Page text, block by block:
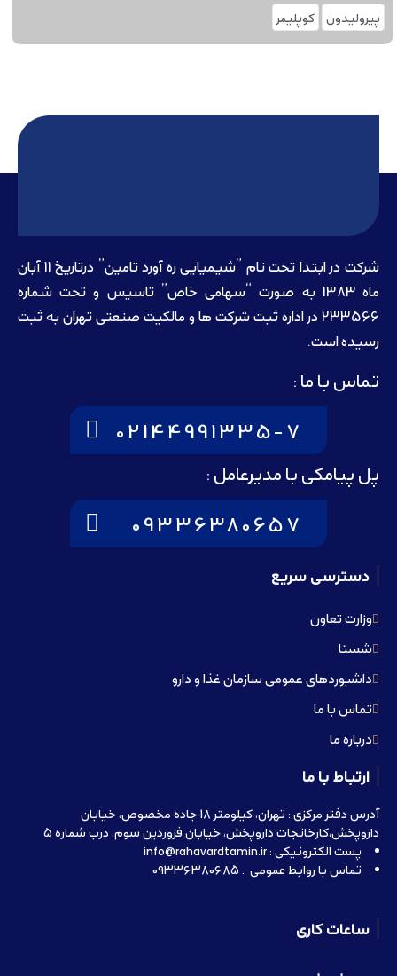
پیرولیدون
کوپلیمر
شرکت در ابتدا تحت نام ”شیمیایی ره آورد تامين” درتاريخ 11 آبان
ماه 1383 به صورت “سهامی خاص” تاسيس و تحت شماره
233566 در اداره ثبت شرکت ها و مالکيت صنعتی تهران به ثبت
رسيده است.
تماس با ما :
02144991335-7
پل پیامکی با مدیرعامل :
09336380657
دسترسی سریع
وزارت تعاون
شستا
داشبوردهای عمومی سازمان غذا و دارو
تماس با ما
درباره ما
ارتباط با ما
آدرس دفتر مرکزی : تهران، کیلومتر 18 جاده مخصوص، خیابان
داروپخش،کارخانجات داروپخش، خیابان فروردین سوم، درب شماره 5
پست الکترونیکی : info@rahavardtamin.ir
تماس با روابط عمومی : 09336380685
ساعات کاری